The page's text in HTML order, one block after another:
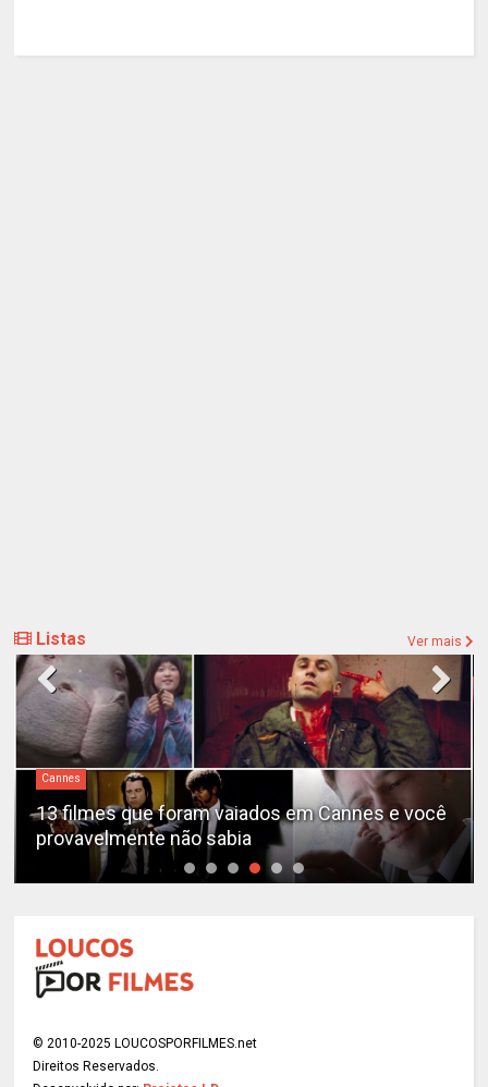
Listas Ver mais
Cannes
13 filmes que foram vaiados em Cannes e você
provavelmente não sabia
© 2010-2025 LOUCOSPORFILMES.net
Direitos Reservados.